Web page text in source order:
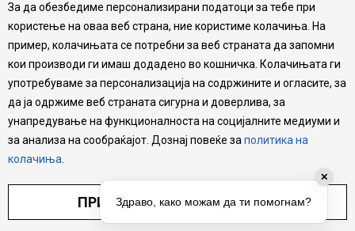
Product Finder
FAQs
Настојуваме да бидеме што попрецизни во описот на
производите, прикажување на слики и цени, но не
можеме да гарантираме дека сите информации се
комплетни и без грешка. Сите производи се дел од
нашата понуда, но не се подразбира дека мора да се
достапни во секој момент.
За да обезбедиме персонализирани податоци за тебе при
користење на оваа веб страна, ние користиме колачиња. На
пример, колачињата се потребни за веб страната да запомни
кои производи ги имаш додадено во кошничка. Колачињата ги
употребуваме за персонализација на содржините и огласите, за
да ја одржиме веб страната сигурна и доверлива, за
унапредување на функционалноста на социјалните медиуми и
за анализа на сообраќајот. Дознај повеќе за политика на
колачиња
ПРИЛАГОДИ ПОСТАВУВАЊА
✕
Здраво, како можам да ти помогнам?